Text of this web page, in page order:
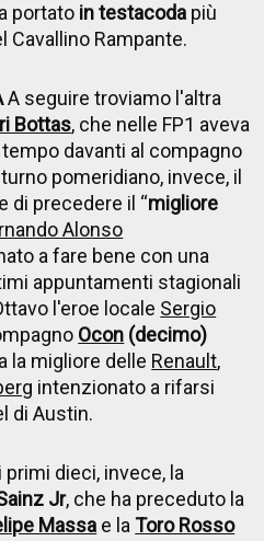
portato in testacoda più
Cavallino Rampante.
A seguire troviamo l'altra
Bottas, che nelle FP1 aveva
davanti al compagno
pomeridiano, invece, il
di precedere il “migliore
Alonso
a fare bene con una
appuntamenti stagionali
l'eroe locale Sergio
Ocon (decimo)
la migliore delle Renault,
intenzionato a rifarsi
di Austin.
primi dieci, invece, la
Jr, che ha preceduto la
Massa e laToro Rosso